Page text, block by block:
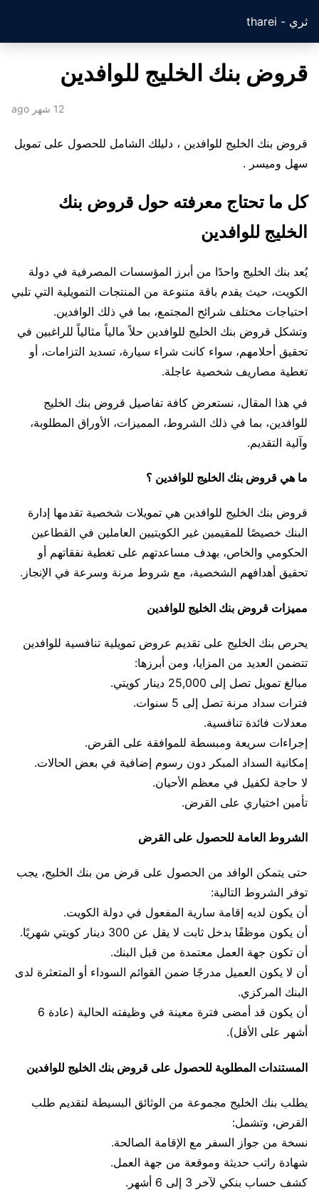
ثري - tharei
قروض بنك الخليج للوافدين
12 شهر ago
قروض بنك الخليج للوافدين ، دليلك الشامل للحصول على تمويل
سهل وميسر .
كل ما تحتاج معرفته حول قروض بنك
الخليج للوافدين
يُعد بنك الخليج واحدًا من أبرز المؤسسات المصرفية في دولة
الكويت، حيث يقدم باقة متنوعة من المنتجات التمويلية التي تلبي
احتياجات مختلف شرائح المجتمع، بما في ذلك الوافدين.
وتشكل قروض بنك الخليج للوافدين حلاً مالياً مثالياً للراغبين في
تحقيق أحلامهم، سواء كانت شراء سيارة، تسديد التزامات، أو
تغطية مصاريف شخصية عاجلة.
في هذا المقال، نستعرض كافة تفاصيل قروض بنك الخليج
للوافدين، بما في ذلك الشروط، المميزات، الأوراق المطلوبة،
وآلية التقديم.
ما هي قروض بنك الخليج للوافدين ؟
قروض بنك الخليج للوافدين هي تمويلات شخصية تقدمها إدارة
البنك خصيصًا للمقيمين غير الكويتيين العاملين في القطاعين
الحكومي والخاص، بهدف مساعدتهم على تغطية نفقاتهم أو
تحقيق أهدافهم الشخصية، مع شروط مرنة وسرعة في الإنجاز.
مميزات قروض بنك الخليج للوافدين
يحرص بنك الخليج على تقديم عروض تمويلية تنافسية للوافدين
تتضمن العديد من المزايا، ومن أبرزها:
مبالغ تمويل تصل إلى 25,000 دينار كويتي.
فترات سداد مرنة تصل إلى 5 سنوات.
معدلات فائدة تنافسية.
إجراءات سريعة ومبسطة للموافقة على القرض.
إمكانية السداد المبكر دون رسوم إضافية في بعض الحالات.
لا حاجة لكفيل في معظم الأحيان.
تأمين اختياري على القرض.
الشروط العامة للحصول على القرض
حتى يتمكن الوافد من الحصول على قرض من بنك الخليج، يجب
توفر الشروط التالية:
أن يكون لديه إقامة سارية المفعول في دولة الكويت.
أن يكون موظفًا بدخل ثابت لا يقل عن 300 دينار كويتي شهريًا.
أن تكون جهة العمل معتمدة من قبل البنك.
أن لا يكون العميل مدرجًا ضمن القوائم السوداء أو المتعثرة لدى
البنك المركزي.
أن يكون قد أمضى فترة معينة في وظيفته الحالية (عادة 6
أشهر على الأقل).
المستندات المطلوبة للحصول على قروض بنك الخليج للوافدين
يطلب بنك الخليج مجموعة من الوثائق البسيطة لتقديم طلب
القرض، وتشمل:
نسخة من جواز السفر مع الإقامة الصالحة.
شهادة راتب حديثة وموقعة من جهة العمل.
كشف حساب بنكي لآخر 3 إلى 6 أشهر.